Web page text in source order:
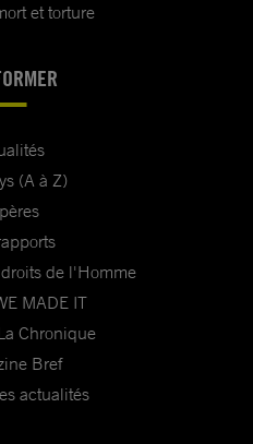
et torture
(A à Z)
de l'Homme
MADE IT
Chronique
Bref
actualités